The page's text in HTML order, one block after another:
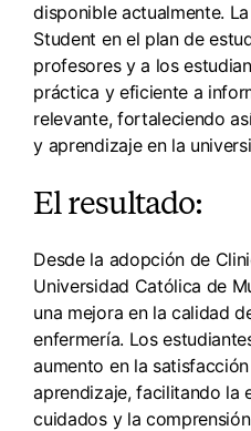
disponible actualmente.
Student en el plan de
profesores y a los
práctica y eficiente a
relevante, fortaleciendo
y aprendizaje en la
El resultado:
Desde la adopción de
Universidad Católica de
una mejora en la calidad
enfermería. Los
aumento en la
aprendizaje, facilitando la
cuidados y la